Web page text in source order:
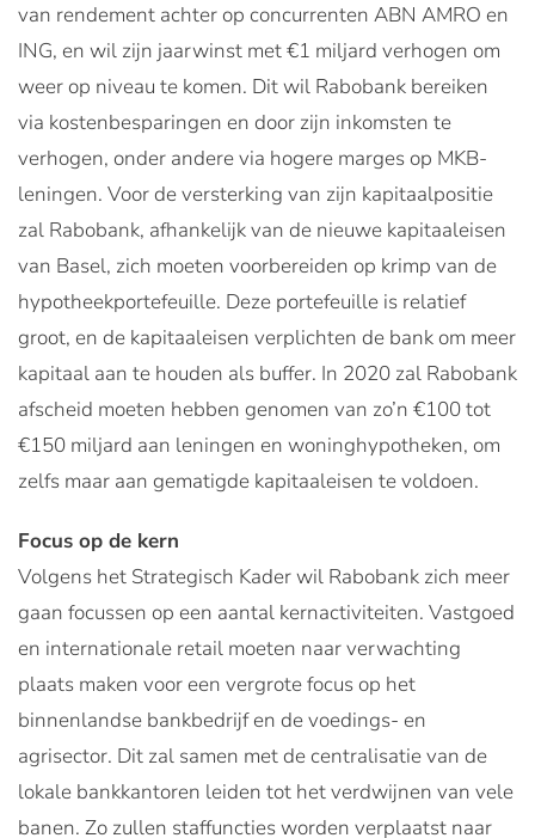
van rendement achter op concurrenten ABN AMRO en
ING, en wil zijn jaarwinst met €1 miljard verhogen om
weer op niveau te komen. Dit wil Rabobank bereiken
via kostenbesparingen en door zijn inkomsten te
verhogen, onder andere via hogere marges op MKB-
leningen. Voor de versterking van zijn kapitaalpositie
zal Rabobank, afhankelijk van de nieuwe kapitaaleisen
van Basel, zich moeten voorbereiden op krimp van de
hypotheekportefeuille. Deze portefeuille is relatief
groot, en de kapitaaleisen verplichten de bank om meer
kapitaal aan te houden als buffer. In 2020 zal Rabobank
afscheid moeten hebben genomen van zo’n €100 tot
€150 miljard aan leningen en woninghypotheken, om
zelfs maar aan gematigde kapitaaleisen te voldoen.
Focus op de kern
Volgens het Strategisch Kader wil Rabobank zich meer
gaan focussen op een aantal kernactiviteiten. Vastgoed
en internationale retail moeten naar verwachting
plaats maken voor een vergrote focus op het
binnenlandse bankbedrijf en de voedings- en
agrisector. Dit zal samen met de centralisatie van de
lokale bankkantoren leiden tot het verdwijnen van vele
banen. Zo zullen staffuncties worden verplaatst naar